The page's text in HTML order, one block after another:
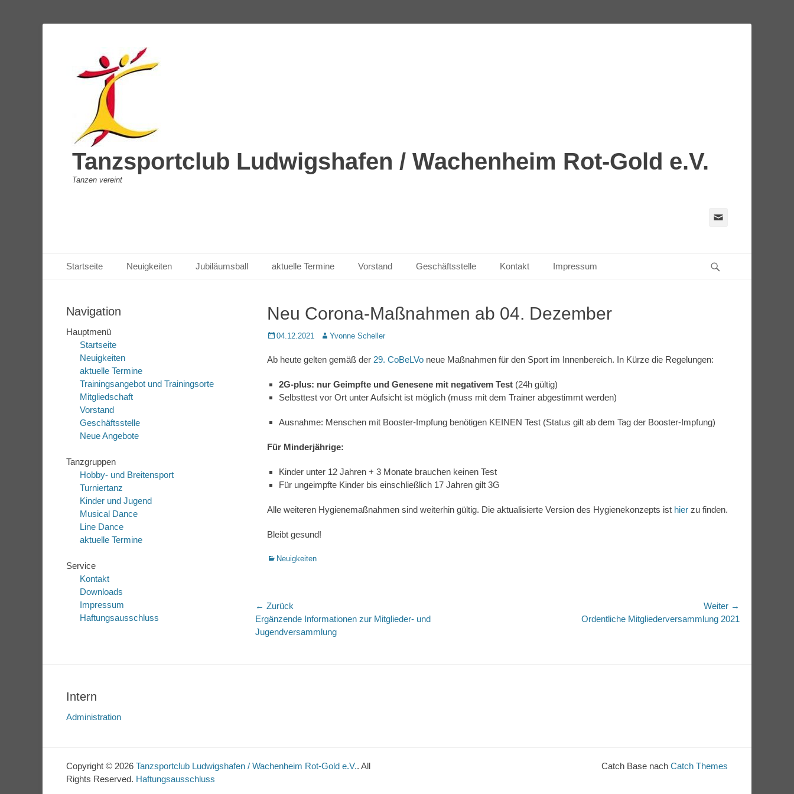
Tanzsportclub Ludwigshafen / Wachenheim Rot-Gold e.V.
Tanzen vereint
Primäres Menü
Inhalt
Startseite Neuigkeiten Jubiläumsball aktuelle Termine Vorstand Geschäftsstelle Kontakt Impressum
Neu Corona-Maßnahmen ab 04. Dezember
Posted
04.12.2021 AutorYvonne Scheller
Ab heute gelten gemäß der 29. CoBeLVo neue Maßnahmen für den Sport im Innenbereich. In Kürze die Regelungen:
2G-plus: nur Geimpfte und Genesene mit negativem Test (24h gültig)
Selbsttest vor Ort unter Aufsicht ist möglich (muss mit dem Trainer abgestimmt werden)
Ausnahme: Menschen mit Booster-Impfung benötigen KEINEN Test (Status gilt ab dem Tag der Booster-Impfung)
Für Minderjährige:
Kinder unter 12 Jahren + 3 Monate brauchen keinen Test
Für ungeimpfte Kinder bis einschließlich 17 Jahren gilt 3G
Alle weiteren Hygienemaßnahmen sind weiterhin gültig. Die aktualisierte Version des Hygienekonzepts ist hier zu finden.
Bleibt gesund!
Kategorien
Neuigkeiten
Beitrags-
Navigation
← Zurück
Vorheriger
Beitrag:
Ergänzende Informationen zur Mitglieder- und
Jugendversammlung
Weiter →
Ordentliche Mitgliederversammlung 2021
Navigation
Hauptmenü
Startseite
Neuigkeiten
aktuelle Termine
Trainingsangebot und Trainingsorte
Mitgliedschaft
Vorstand
Geschäftsstelle
Neue Angebote
Tanzgruppen
Hobby- und Breitensport
Turniertanz
Kinder und Jugend
Musical Dance
Line Dance
aktuelle Termine
Service
Kontakt
Downloads
Impressum
Haftungsausschluss
Intern
Administration
Copyright © 2026 Tanzsportclub Ludwigshafen / Wachenheim Rot-Gold e.V.. All
Rights Reserved. Haftungsausschluss
Catch Base nach Catch Themes